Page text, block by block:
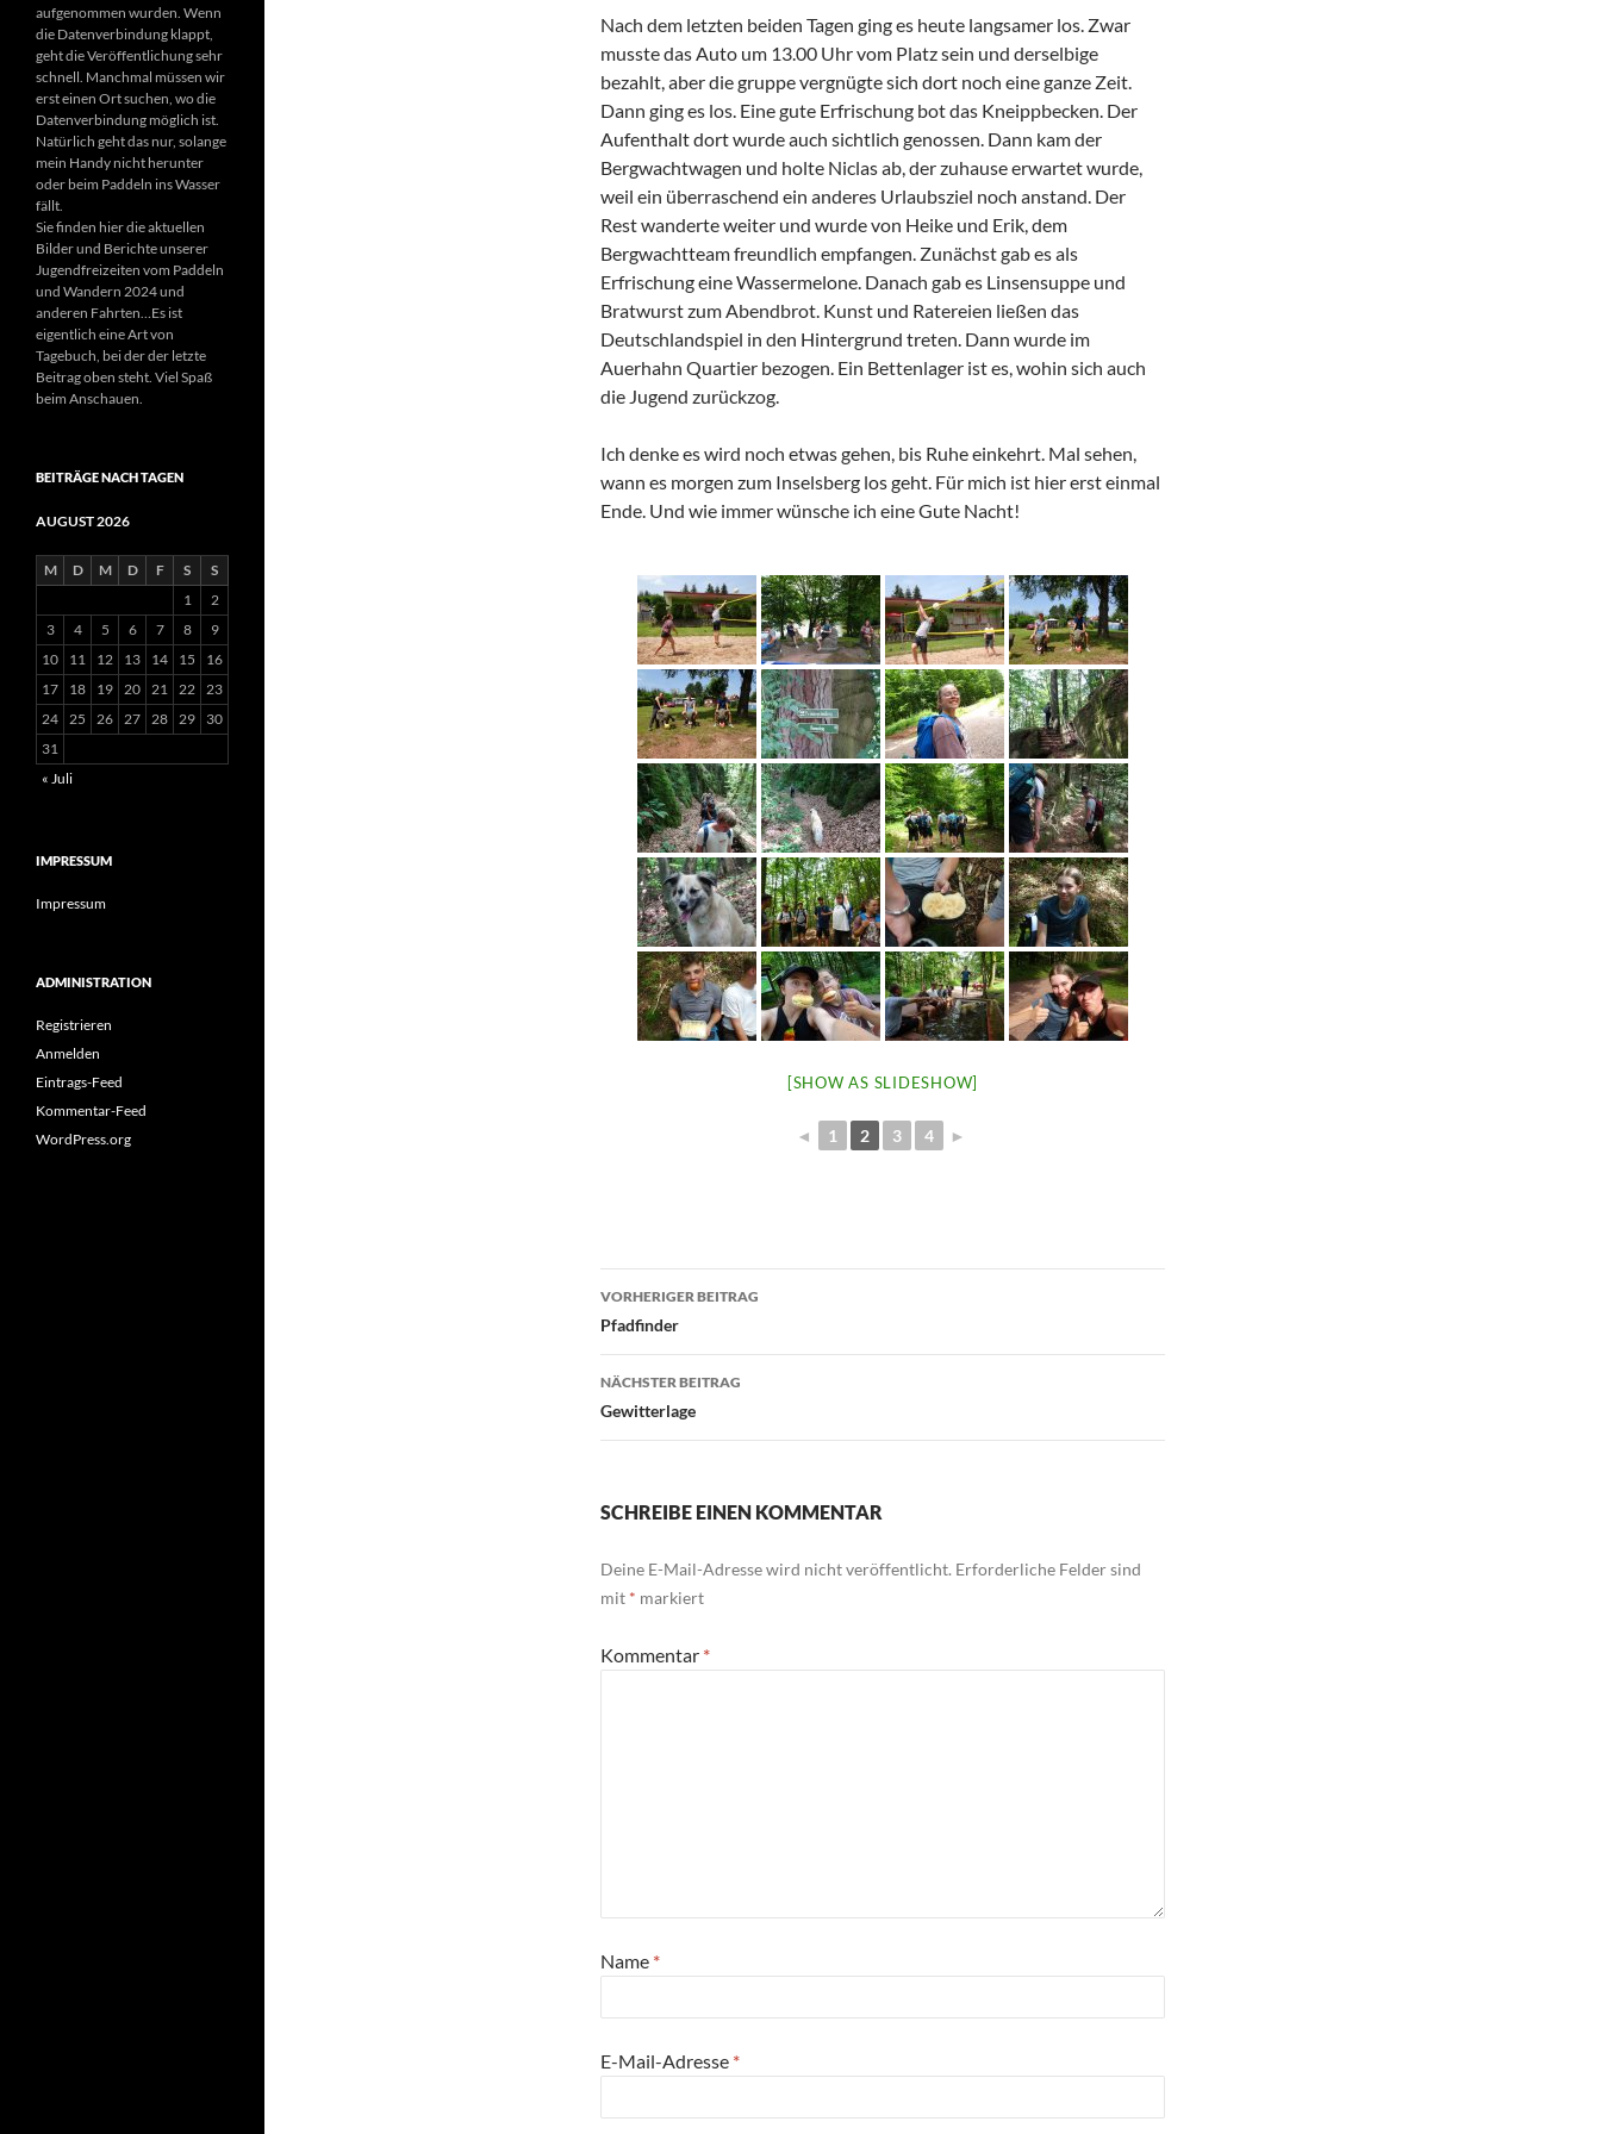
Nach dem letzten beiden Tagen ging es heute langsamer los. Zwar
musste das Auto um 13.00 Uhr vom Platz sein und derselbige
bezahlt, aber die gruppe vergnügte sich dort noch eine ganze Zeit.
Dann ging es los. Eine gute Erfrischung bot das Kneippbecken. Der
Aufenthalt dort wurde auch sichtlich genossen. Dann kam der
Bergwachtwagen und holte Niclas ab, der zuhause erwartet wurde,
weil ein überraschend ein anderes Urlaubsziel noch anstand. Der
Rest wanderte weiter und wurde von Heike und Erik, dem
Bergwachtteam freundlich empfangen. Zunächst gab es als
Erfrischung eine Wassermelone. Danach gab es Linsensuppe und
Bratwurst zum Abendbrot. Kunst und Ratereien ließen das
Deutschlandspiel in den Hintergrund treten. Dann wurde im
Auerhahn Quartier bezogen. Ein Bettenlager ist es, wohin sich auch
die Jugend zurückzog.
Ich denke es wird noch etwas gehen, bis Ruhe einkehrt. Mal sehen,
wann es morgen zum Inselsberg los geht. Für mich ist hier erst einmal
Ende. Und wie immer wünsche ich eine Gute Nacht!
[SHOW AS SLIDESHOW]
◄ 1 2 3 4 ►
Beitragsnavigation
VORHERIGER BEITRAG
Pfadfinder
NÄCHSTER BEITRAG
Gewitterlage
SCHREIBE EINEN KOMMENTAR
Deine E-Mail-Adresse wird nicht veröffentlicht. Erforderliche Felder sind
mit * markiert
Kommentar *
Name *
E-Mail-Adresse *
aufgenommen wurden. Wenn
die Datenverbindung klappt,
geht die Veröffentlichung sehr
schnell. Manchmal müssen wir
erst einen Ort suchen, wo die
Datenverbindung möglich ist.
Natürlich geht das nur, solange
mein Handy nicht herunter
oder beim Paddeln ins Wasser
fällt.
Sie finden hier die aktuellen
Bilder und Berichte unserer
Jugendfreizeiten vom Paddeln
und Wandern 2024 und
anderen Fahrten…Es ist
eigentlich eine Art von
Tagebuch, bei der der letzte
Beitrag oben steht. Viel Spaß
beim Anschauen.
BEITRÄGE NACH TAGEN
AUGUST 2026
M D M D F S
S
1
2
3
4 5 6 7 8
9
10
11 12 13 14 15
16
17
18 19 20 21 22 23
24 25 26 27 28 29
30
31
« Juli
IMPRESSUM
Impressum
ADMINISTRATION
Registrieren
Anmelden
Eintrags-Feed
Kommentar-Feed
WordPress.org